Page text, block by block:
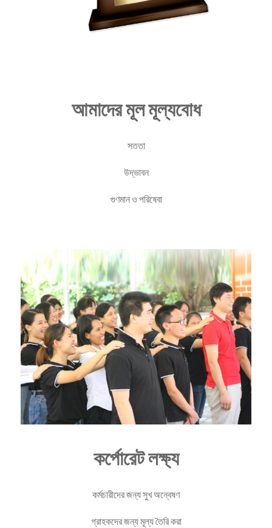
আমাদের মূল মূল্যবোধ
সততা
উদ্ভাবন
গুণমান ও পরিষেবা
কর্পোরেট লক্ষ্য
কর্মচারীদের জন্য সুখ অন্বেষণ
গ্রাহকদের জন্য মূল্য তৈরি করা